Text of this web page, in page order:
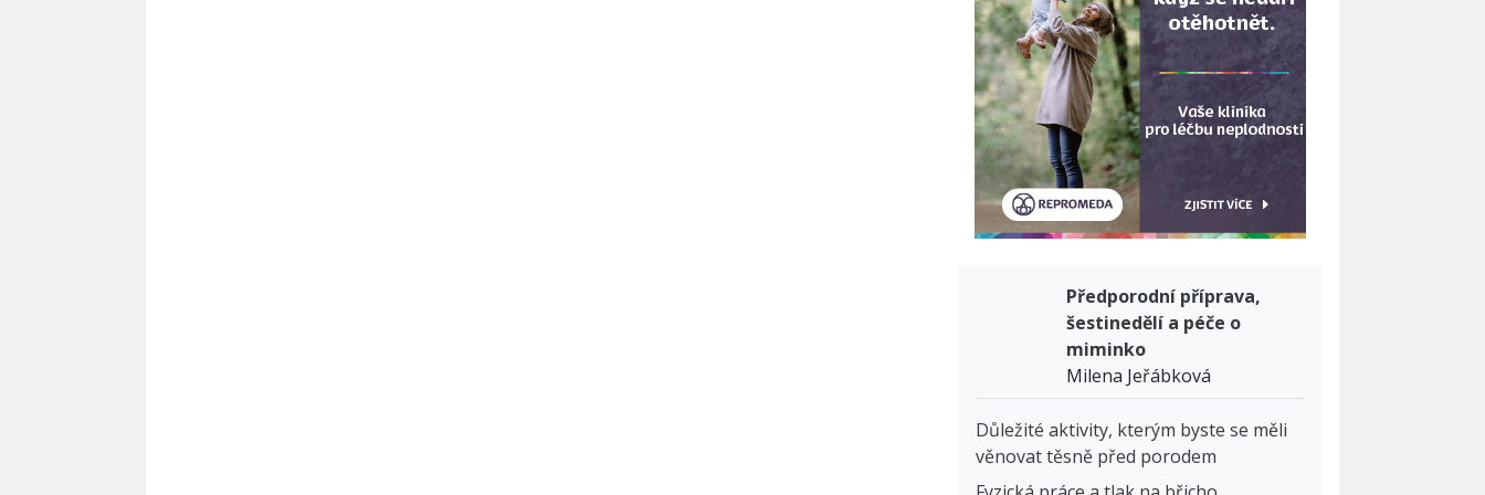
Předporodní příprava,
šestinedělí a péče o
miminko
Milena Jeřábková
Důležité aktivity, kterým byste se měli
věnovat těsně před porodem